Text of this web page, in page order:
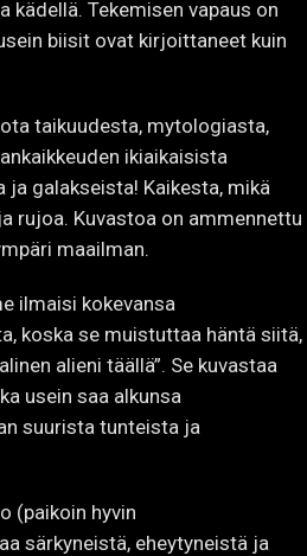
kädellä. Tekemisen vapaus on
biisit ovat kirjoittaneet kuin
taikuudesta, mytologiasta,
ikiaikaisista
galakseista! Kaikesta, mikä
rujoa. Kuvastoa on ammennettu
maailman.
ilmaisi kokevansa
koska se muistuttaa häntä siitä,
alieni täällä”. Se kuvastaa
usein saa alkunsa
suurista tunteista ja
(paikoin hyvin
särkyneistä, eheytyneistä ja